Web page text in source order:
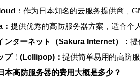
： 作为日本知名的云服务提供商，
提供优秀的高防服务器方案，适合个
ンターネット（Sakura Internet）： 提
プ！(Lollipop)： 提供简单易用的高防
本高防服务器的费用大概是多少？